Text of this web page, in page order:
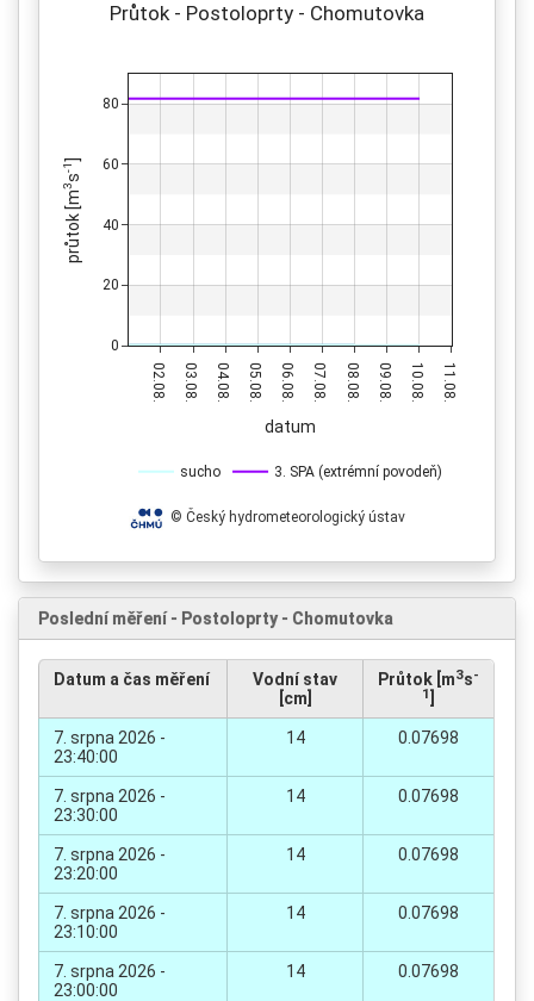
02.08. 03.08. 04.08. 05.08. 06.08. 07.08. 08.08. 09.08. 10.08. 11.08.
0
20
40
60
80
sucho 3. SPA (extrémní povodeň)
Průtok - Postoloprty - Chomutovka
datum
průtok [m
3
s
-1
]
© Český hydrometeorologický ústav
Poslední měření - Postoloprty - Chomutovka
Datum a čas měření
Vodní stav
[cm]
Průtok [m3s-
1
7. srpna 2026 -
23:40:00
14 0.07698
7. srpna 2026 -
23:30:00
14 0.07698
7. srpna 2026 -
23:20:00
14 0.07698
7. srpna 2026 -
23:10:00
14 0.07698
7. srpna 2026 -
23:00:00
14 0.07698